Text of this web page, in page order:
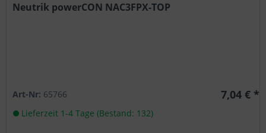
Neutrik powerCON NAC3FPX-TOP
Art-Nr: 65766 7,04 € *
Lieferzeit 1-4 Tage (Bestand: 132)